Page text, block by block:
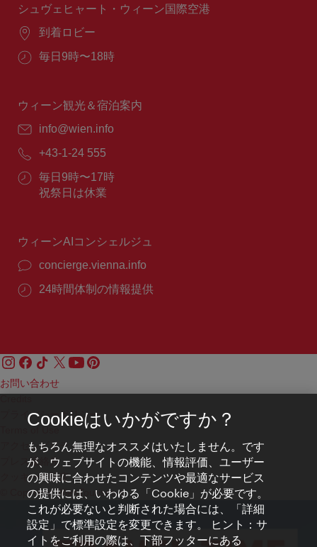
間：
シュヴェヒャート・ウィーン国際空港
場
到着ロビー
営
間：
毎日9時〜18時
ウィーン観光＆宿泊案内
E
ー
ル：
info@wien.info
電
番
号：
+43-1-24 555
営
業
毎日9時〜17時
祝祭日は休業
ウィーンAIコンシェルジュ
concierge.vienna.info
24時間体制の情報提供
お問い合わせ
プライバシーポリシー
アクセシビリティ
プレス連絡先
クッキーの設定
© Copyright WienTourismus
Cookieはいかがですか？
もちろん無理なオススメはいたしません。です
が、ウェブサイトの機能、情報評価、ユーザー
の興味に合わせたコンテンツや最適なサービス
の提供には、いわゆる「Cookie」が必要です。
これが必要ないと判断された場合には、「詳細
設定」で標準設定を変更できます。 ヒント：サ
イトをご利用の際は、下部フッターにある